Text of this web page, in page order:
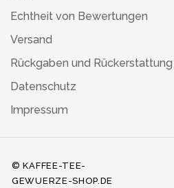
Echtheit von Bewertungen
Versand
Rückgaben und Rückerstattung
Datenschutz
Impressum
© KAFFEE-TEE-
GEWUERZE-SHOP.DE